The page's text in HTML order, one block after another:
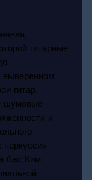
гитарные
выверенном
гитар,
шумовые
и
бас Ким